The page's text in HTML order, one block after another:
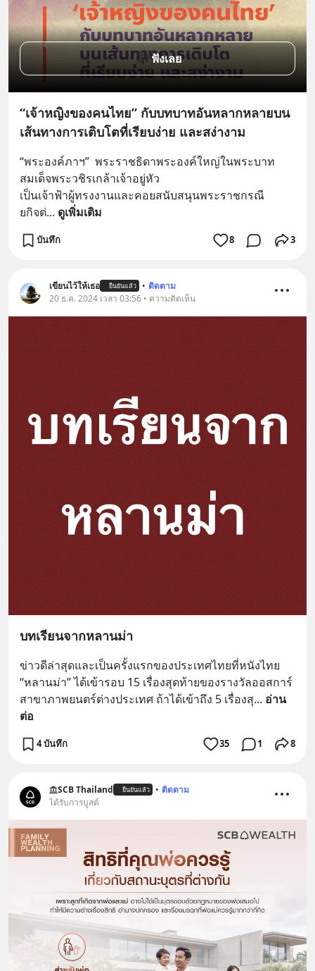
ฟังเลย
“เจ้าหญิงของคนไทย” กับบทบาทอันหลากหลายบน
เส้นทางการเติบโตที่เรียบง่าย และสง่างาม
“พระองค์ภาฯ”  พระราชธิดาพระองค์ใหญ่ในพระบาท
สมเด็จพระวชิรเกล้าเจ้าอยู่หัว
เป็นเจ้าฟ้าผู้ทรงงานและคอยสนับสนุนพระราชกรณี
ยกิจต่... ดูเพิ่มเติม
บันทึก 8 3
เขียนไว้ให้เธอ ยืนยันแล้ว • ติดตาม
20 ธ.ค. 2024 เวลา 03:56 • ความคิดเห็น
บทเรียนจากหลานม่า
ข่าวดีล่าสุดและเป็นครั้งแรกของประเทศไทยที่หนังไทย
“หลานม่า” ได้เข้ารอบ 15 เรื่องสุดท้ายของรางวัลออสการ์
สาขาภาพยนตร์ต่างประเทศ ถ้าได้เข้าถึง 5 เรื่องสุ... อ่าน
ต่อ
4 บันทึก 35 1 8
SCB Thailand ยืนยันแล้ว • ติดตาม
ได้รับการบูสต์